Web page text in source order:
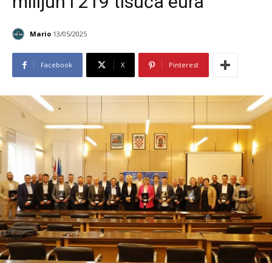
Mario 13/05/2025
Facebook X Pinterest